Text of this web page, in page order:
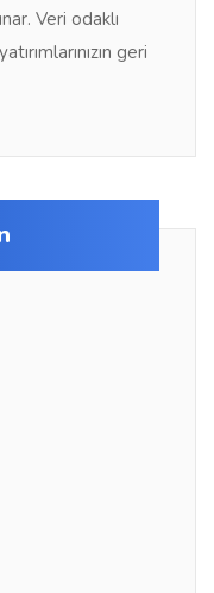
Veri odaklı
geri